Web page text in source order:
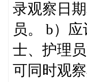
录观察日
员。 b）
士、护理
可同时观